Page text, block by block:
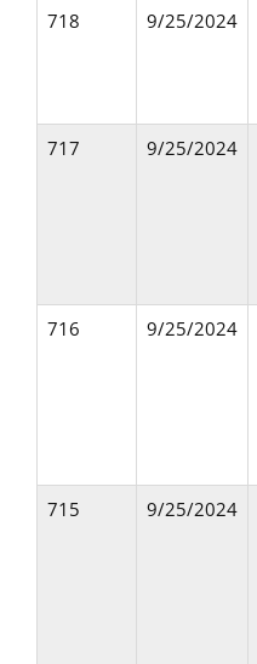
718
9/25/2024
717
9/25/2024
716
9/25/2024
715
9/25/2024